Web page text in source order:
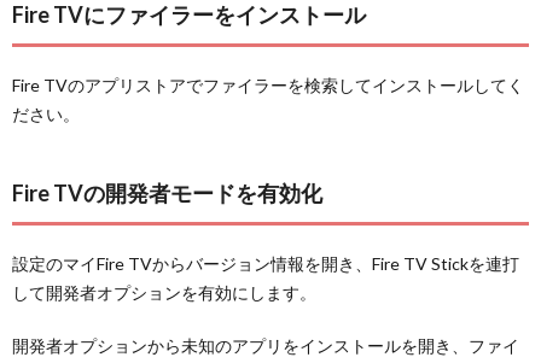
Fire TVにファイラーをインストール
Fire TVのアプリストアでファイラーを検索してインストールしてく
ださい。
Fire TVの開発者モードを有効化
設定のマイFire TVからバージョン情報を開き、Fire TV Stickを連打
して開発者オプションを有効にします。
開発者オプションから未知のアプリをインストールを開き、ファイ